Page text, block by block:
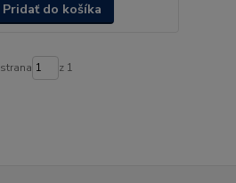
Pridať do košíka
strana z 1